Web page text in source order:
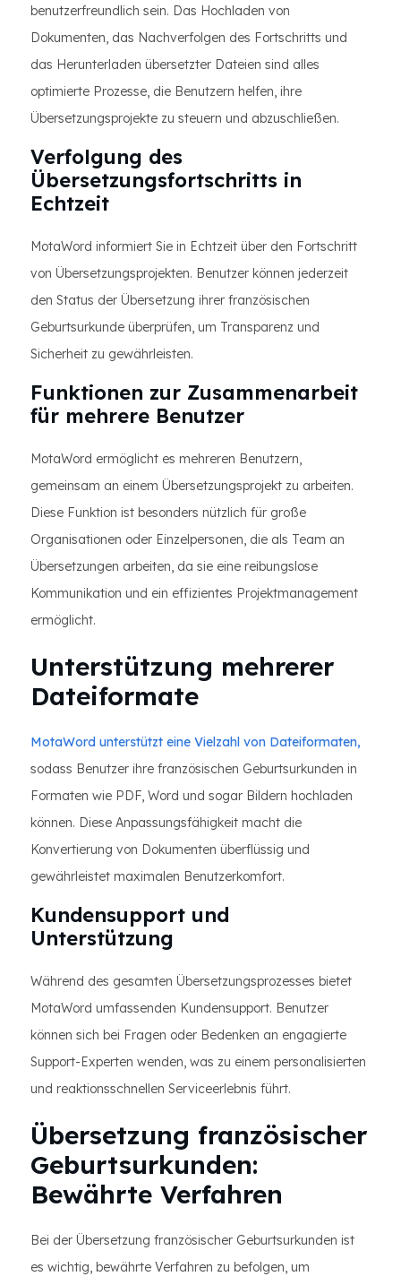
benutzerfreundlich sein. Das Hochladen von
Dokumenten, das Nachverfolgen des Fortschritts und
das Herunterladen übersetzter Dateien sind alles
optimierte Prozesse, die Benutzern helfen, ihre
Übersetzungsprojekte zu steuern und abzuschließen.
Verfolgung des
Übersetzungsfortschritts in
Echtzeit
MotaWord informiert Sie in Echtzeit über den Fortschritt
von Übersetzungsprojekten. Benutzer können jederzeit
den Status der Übersetzung ihrer französischen
Geburtsurkunde überprüfen, um Transparenz und
Sicherheit zu gewährleisten.
Funktionen zur Zusammenarbeit
für mehrere Benutzer
MotaWord ermöglicht es mehreren Benutzern,
gemeinsam an einem Übersetzungsprojekt zu arbeiten.
Diese Funktion ist besonders nützlich für große
Organisationen oder Einzelpersonen, die als Team an
Übersetzungen arbeiten, da sie eine reibungslose
Kommunikation und ein effizientes Projektmanagement
ermöglicht.
Unterstützung mehrerer
Dateiformate
MotaWord unterstützt eine Vielzahl von Dateiformaten,
sodass Benutzer ihre französischen Geburtsurkunden in
Formaten wie PDF, Word und sogar Bildern hochladen
können. Diese Anpassungsfähigkeit macht die
Konvertierung von Dokumenten überflüssig und
gewährleistet maximalen Benutzerkomfort.
Kundensupport und
Unterstützung
Während des gesamten Übersetzungsprozesses bietet
MotaWord umfassenden Kundensupport. Benutzer
können sich bei Fragen oder Bedenken an engagierte
Support-Experten wenden, was zu einem personalisierten
und reaktionsschnellen Serviceerlebnis führt.
Übersetzung französischer
Geburtsurkunden:
Bewährte Verfahren
Bei der Übersetzung französischer Geburtsurkunden ist
es wichtig, bewährte Verfahren zu befolgen, um